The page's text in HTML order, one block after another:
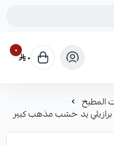
٠ ٠
المطبخ
يد خشب مذهب كبير